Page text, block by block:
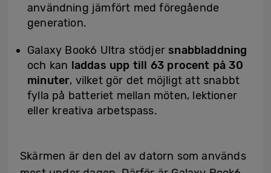
användning jämfört med föregående
generation.
Galaxy Book6 Ultra stödjersnabbladdning
och kan laddas upp till 63 procent på 30
minuter, vilket gör det möjligt att snabbt
fylla på batteriet mellan möten, lektioner
eller kreativa arbetspass.
Skärmen är den del av datorn som används